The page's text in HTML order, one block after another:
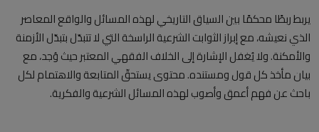
يربط ربطًا محكمًا بين السياق التاريخي لهذه المسائل والواقع المعاصر
الذي نعيشه، مع إبراز الثوابت الشرعية الراسخة التي لا تتبدّل بتبدّل الأزمنة
والأمكنة. ولا يُغفل الإشارة إلى الخلاف الفقهي المعتبر حيث وُجد، مع
بيان مأخذ كل قول ومستنده. محتوى يستحقّ المتابعة والاهتمام لكل
باحث عن فهم أعمق وأصوب لهذه المسائل الشرعية والفكرية.